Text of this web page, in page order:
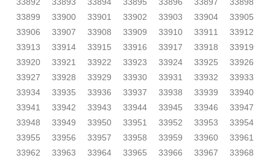
33899
33900 33901 33902 33903 33904
33905
33906
33907 33908 33909 33910 33911
33912
33913
33914 33915 33916 33917 33918
33919
33920
33921 33922 33923 33924 33925
33926
33927
33928 33929 33930 33931 33932
33933
33934
33935 33936 33937 33938 33939
33940
33941
33942 33943 33944 33945 33946
33947
33948
33949 33950 33951 33952 33953
33954
33955
33956 33957 33958 33959 33960
33961
33962
33963 33964 33965 33966 33967
33968